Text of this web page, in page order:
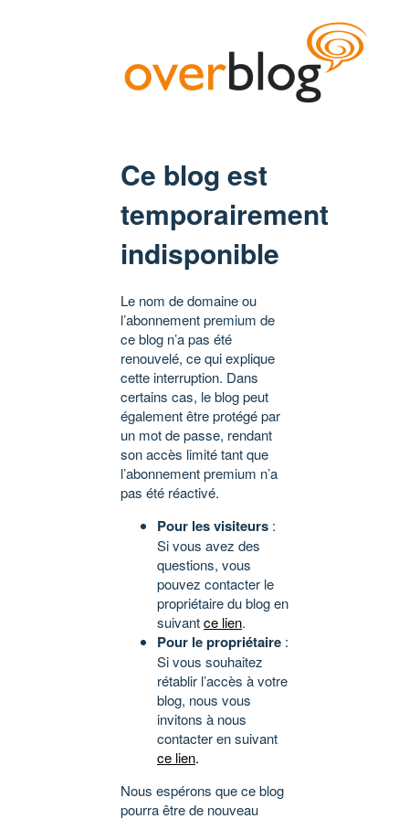
Ce blog est
temporairement
indisponible
Le nom de domaine ou
l’abonnement premium de
ce blog n’a pas été
renouvelé, ce qui explique
cette interruption. Dans
certains cas, le blog peut
également être protégé par
un mot de passe, rendant
son accès limité tant que
l’abonnement premium n’a
pas été réactivé.
Pour les visiteurs :
Si vous avez des
questions, vous
pouvez contacter le
propriétaire du blog en
suivantce lien.
Pour le propriétaire :
Si vous souhaitez
rétablir l’accès à votre
blog, nous vous
invitons à nous
contacter en suivant
ce lien.
Nous espérons que ce blog
pourra être de nouveau